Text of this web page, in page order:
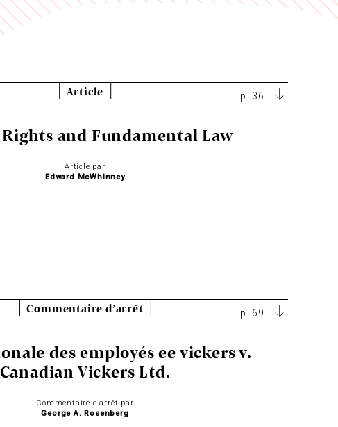
Article p. 36
and Fundamental Law
Article par
Edward McWhinney
Commentaire d’arrêt p. 69
des employés ee vickers v.
Canadian Vickers Ltd.
Commentaire d’arrêt par
George A. Rosenberg